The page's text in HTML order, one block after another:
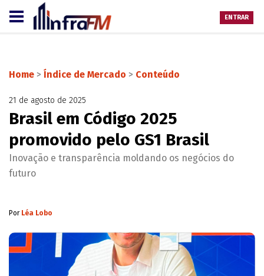
ENTRAR
Home > Índice de Mercado > Conteúdo
21 de agosto de 2025
Brasil em Código 2025
promovido pelo GS1 Brasil
Inovação e transparência moldando os negócios do
futuro
Por Léa Lobo